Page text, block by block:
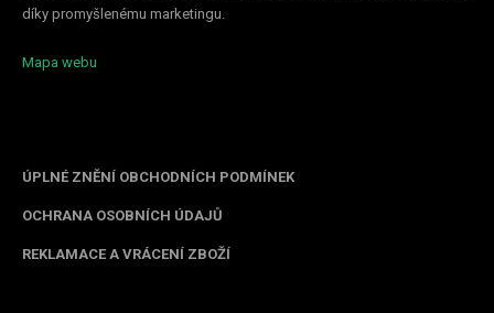
díky promyšlenému marketingu.
Mapa webu
ÚPLNÉ ZNĚNÍ OBCHODNÍCH PODMÍNEK
OCHRANA OSOBNÍCH ÚDAJŮ
REKLAMACE A VRÁCENÍ ZBOŽÍ